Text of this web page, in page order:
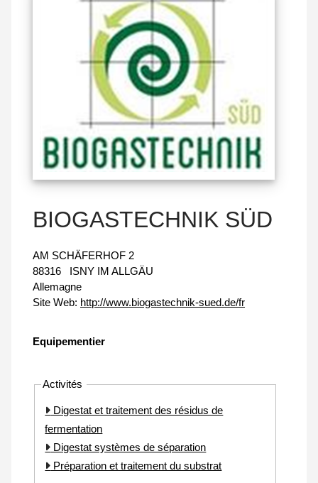
BIOGASTECHNIK SÜD
AM SCHÄFERHOF 2
88316
ISNY IM ALLGÄU
Allemagne
Site Web: http://www.biogastechnik-sued.de/fr
Equipementier
Activités
Digestat et traitement des résidus de
fermentation
Digestat systèmes de séparation
Préparation et traitement du substrat